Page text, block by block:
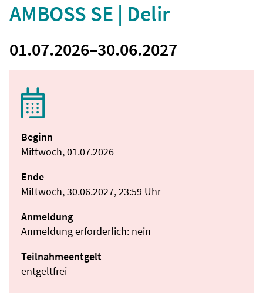
AMBOSS SE | Delir
01.07.2026–30.06.2027
Beginn
Mittwoch, 01.07.2026
Ende
Mittwoch, 30.06.2027, 23:59 Uhr
Anmeldung
Anmeldung erforderlich: nein
Teilnahmeentgelt
entgeltfrei